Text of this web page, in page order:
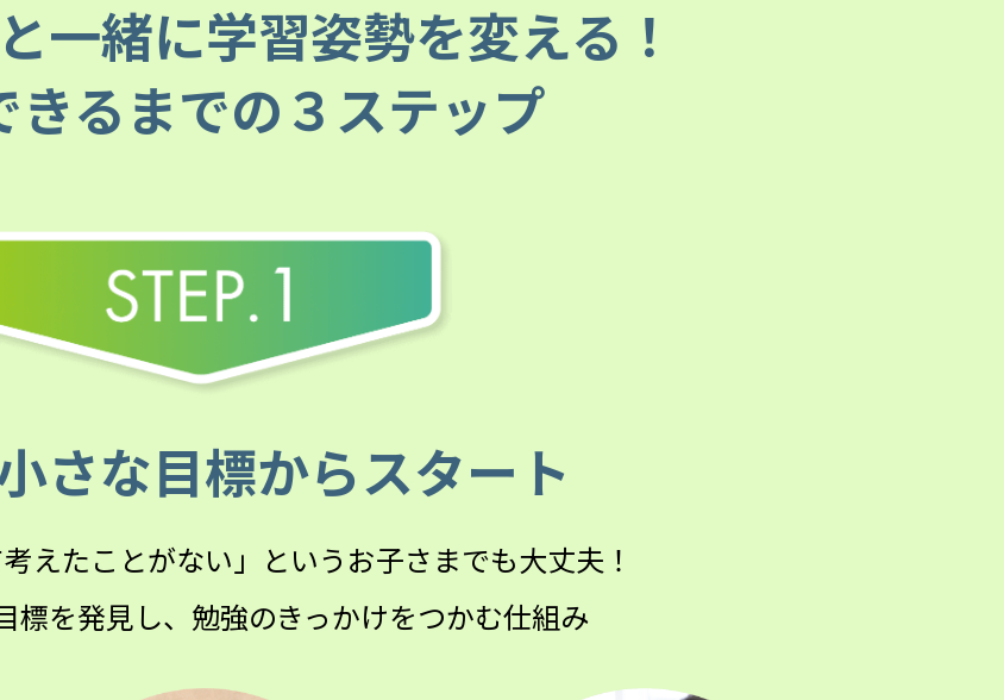
一緒に学習姿勢を変える！
きるまでの３ステップ
さな目標からスタート
考えたことがない」というお子さまでも大丈夫！
標を発見し、勉強のきっかけをつかむ仕組み